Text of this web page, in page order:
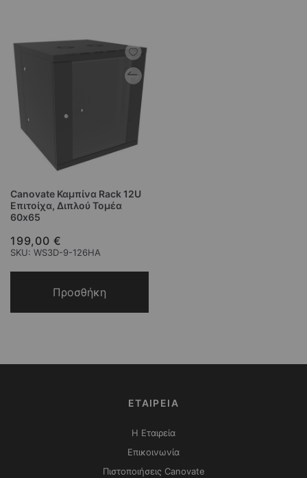
Canovate Καμπίνα Rack 12U
Επιτοίχα, Διπλού Τομέα
60x65
199,00 €
SKU: WS3D-9-126HA
Προσθήκη
ΕΤΑΙΡΕΙΑ
Η Εταιρεία
Επικοινωνία
Πιστοποιήσεις Canovate